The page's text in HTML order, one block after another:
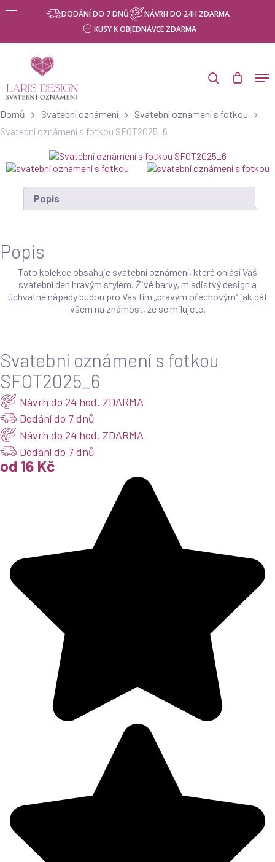
contentProducts
search
DODÁNÍ DO 7 DNŮ
NÁVRH DO 24H ZDARMA
KUSY K OBJEDNÁVCE ZDARMA
search
Domů Svatební oznámení
Svatební oznámení s fotkou
Svatební oznámení s fotkou SFOT2025_6
Popis
Popis
Tato kolekce obsahuje svatební oznámení, které ohlásí Váš
svatební den hravým stylem. Živé barvy, mladistvý design a
úchvatné nápady budou pro Vás tím „pravým ořechovým“ jak dát
všem na známost, že se milujete.
Svatební oznámení s fotkou
SFOT2025_6
Návrh do 24 hod. ZDARMA
Dodání do 7 dnů
Návrh do 24 hod. ZDARMA
Dodání do 7 dnů
od 16 Kč